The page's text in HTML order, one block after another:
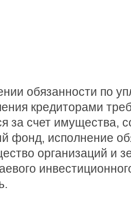
обязанности по
кредиторами
за счет имущества,
фонд, исполнение
организаций и